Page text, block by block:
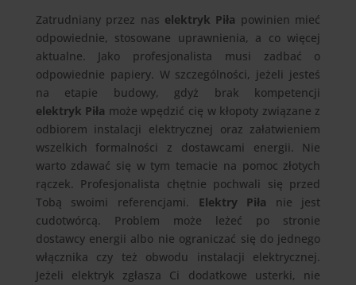
Zatrudniany przez nas elektryk Piła powinien mieć
odpowiednie, stosowane uprawnienia, a co więcej
aktualne. Jako profesjonalista musi zadbać o
odpowiednie papiery. W szczególności, jeżeli jesteś
na etapie budowy, gdyż brak kompetencji
elektryk Piła może wpędzić cię w kłopoty związane z
odbiorem instalacji elektrycznej oraz załatwieniem
wszelkich formalności z dostawcami energii. Nie
warto zdawać się w tym temacie na pomoc złotych
rączek. Profesjonalista chętnie pochwali się przed
Tobą swoimi referencjami. Elektry Piła nie jest
cudotwórcą. Problem może leżeć po stronie
dostawcy energii albo nie ograniczać się do jednego
włącznika czy też obwodu instalacji elektrycznej.
Jeżeli elektryk zgłasza Ci dodatkowe usterki, nie